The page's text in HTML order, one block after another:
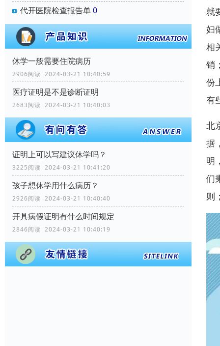
代开医院检查报告单0
休学一般需要住院病历
2906阅读 2024-03-21 10:40:59
医疗证明是不是诊断证明
2683阅读 2024-03-21 10:40:03
证明上可以写建议休学吗？
3225阅读 2024-03-21 10:41:20
孩子想休学用什么病历？
2926阅读 2024-03-21 10:40:40
开具病假证明有什么时间规定
2846阅读 2024-03-21 10:40:19
就
妇
相
销
份
有
北
据
明
们
则